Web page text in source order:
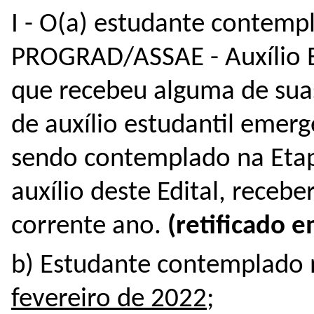
I - O(a) estudante
PROGRAD/ASSAE -
que recebeu alguma de
de auxílio estudantil
sendo contemplado na
auxílio deste Edital,
corrente ano. (retificado
b) Estudante contemplado
fevereiro de 2022;